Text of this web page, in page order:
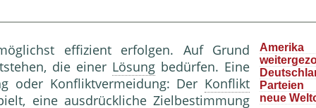
effizient erfolgen. Auf Grund
die einer Lösung bedürfen. Eine
oder Konfliktvermeidung: Der Konflikt
eine ausdrückliche Zielbestimmung
neue